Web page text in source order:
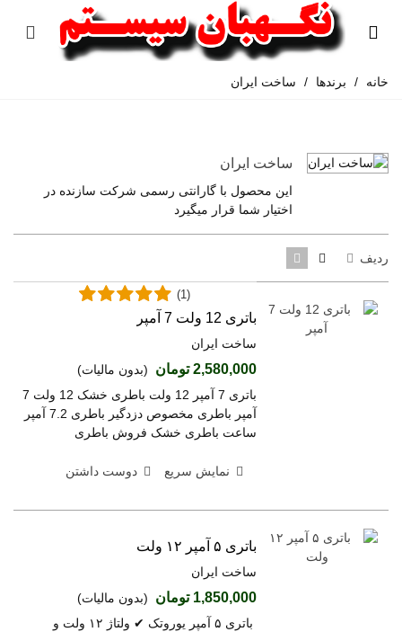
خانه / برندها / ساخت ایران
ساخت ایران
این محصول با گارانتی رسمی شرکت سازنده در
اختیار شما قرار میگیرد
ردیف
باتری 12 ولت 7 آمپر
ساخت ایران
2,580,000 تومان (بدون مالیات)
(1)
باتری 7 آمپر 12 ولت باطری خشک 12 ولت 7
آمپر باطری مخصوص دزدگیر باطری 7.2 آمپر
ساعت باطری خشک فروش باطری
نمایش سریع دوست داشتن
باتری ۵ آمپر ۱۲ ولت
ساخت ایران
1,850,000 تومان
(بدون مالیات)
باتری ۵ آمپر یوروتک ✔ ولتاژ ۱۲ ولت و